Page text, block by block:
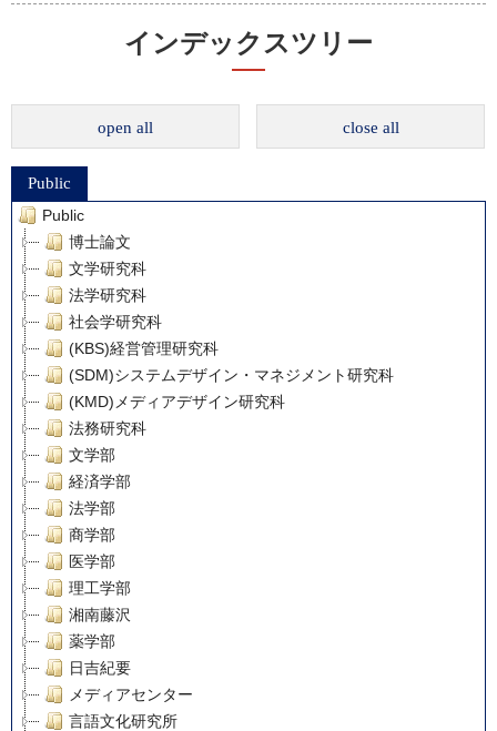
インデックスツリー
open all close all
Public
Public
博士論文
文学研究科
法学研究科
社会学研究科
(KBS)経営管理研究科
(SDM)システムデザイン・マネジメント研究科
(KMD)メディアデザイン研究科
法務研究科
文学部
経済学部
法学部
商学部
医学部
理工学部
湘南藤沢
薬学部
日吉紀要
メディアセンター
言語文化研究所